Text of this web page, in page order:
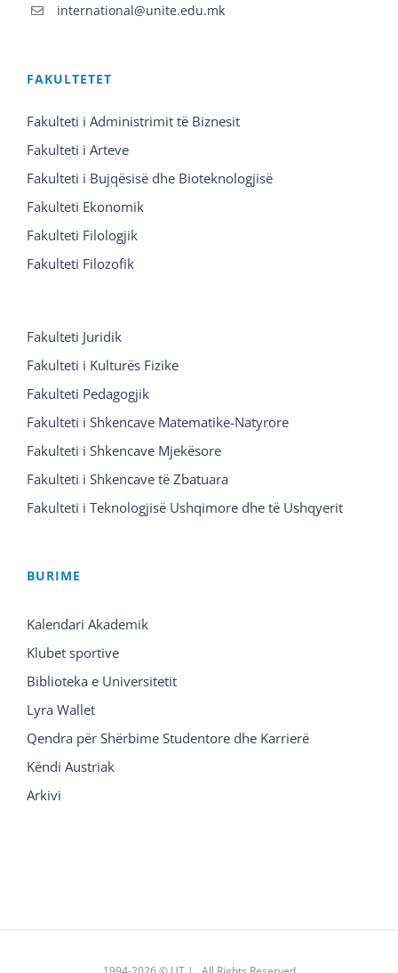
international@unite.edu.mk
FAKULTETET
Fakulteti i Administrimit të Biznesit
Fakulteti i Arteve
Fakulteti i Bujqësisë dhe Bioteknologjisë
Fakulteti Ekonomik
Fakulteti Filologjik
Fakulteti Filozofik
Fakulteti Juridik
Fakulteti i Kulturës Fizike
Fakulteti Pedagogjik
Fakulteti i Shkencave Matematike-Natyrore
Fakulteti i Shkencave Mjekësore
Fakulteti i Shkencave të Zbatuara
Fakulteti i Teknologjisë Ushqimore dhe të Ushqyerit
BURIME
Kalendari Akademik
Klubet sportive
Biblioteka e Universitetit
Lyra Wallet
Qendra për Shërbime Studentore dhe Karrierë
Këndi Austriak
Arkivi